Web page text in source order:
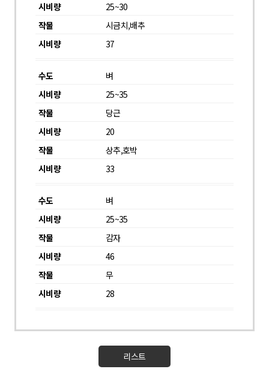
25~30
시금치,배추
37
벼
25~35
당근
20
상추,호박
33
벼
25~35
감자
46
무
28
리스트